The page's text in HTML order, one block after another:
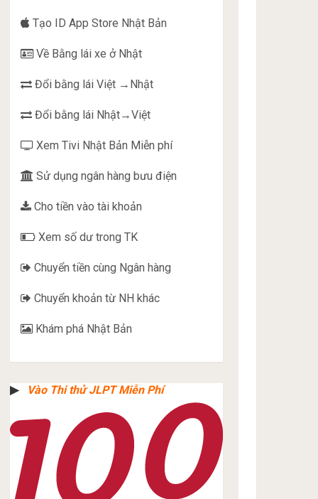
Tạo ID App Store Nhật Bản
Về Bằng lái xe ở Nhật
Đổi bằng lái Việt →Nhật
Đổi bằng lái Nhật→Việt
Xem Tivi Nhật Bản Miễn phí
Sử dụng ngân hàng bưu điện
Cho tiền vào tài khoản
Xem số dư trong TK
Chuyển tiền cùng Ngân hàng
Chuyển khoản từ NH khác
Khám phá Nhật Bản
▶︎ Vào Thi thử JLPT Miễn Phí